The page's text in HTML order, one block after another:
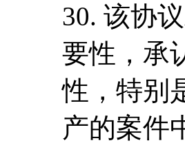
30. 该协
要性，承
性，特别
产的案件